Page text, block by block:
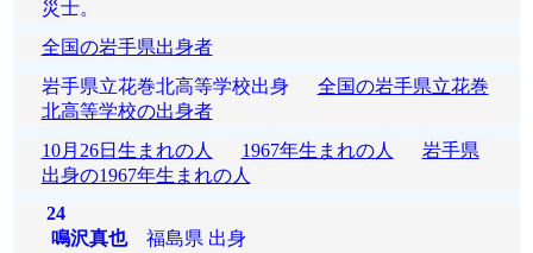
災士。
全国の岩手県出身者
岩手県立花巻北高等学校出身 全国の岩手県立花巻
北高等学校の出身者
10月26日生まれの人
1967年生まれの人
岩手県
出身の1967年生まれの人
24
鳴沢真也福島県 出身